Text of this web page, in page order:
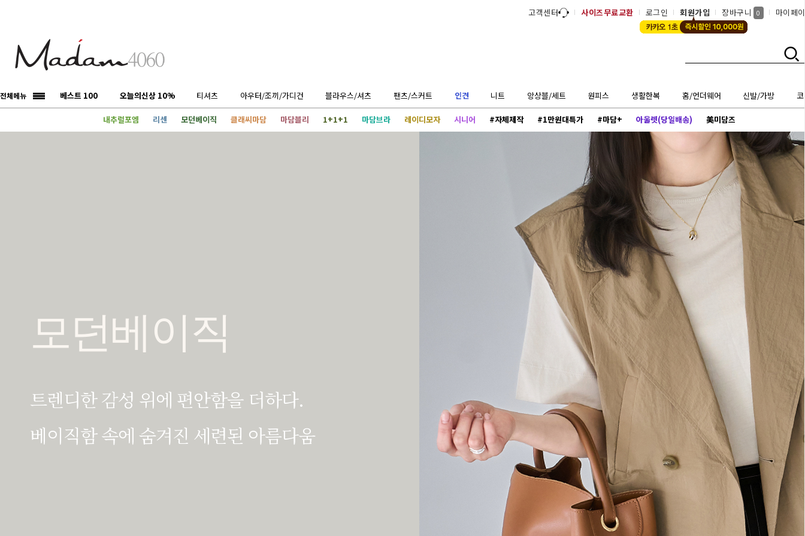
고객센터 사이즈무료교환 로그인 회원가입 장바구니 0 마이페
전체메뉴 베스트 100 오늘의신상 10% 티셔츠 아우터/조끼/가디건 블라우스/셔츠 팬츠/스커트 인견 니트 앙상블/세트 원피스 생활한복 홈/언더웨어 신발/가방
내추럴포엠 리센 모던베이직 클래씨마담 마담블리 1+1+1 마담브라 레이디모자 시니어 #자체제작 #1만원대특가 #마담+ 아울렛(당일배송) 美미담즈
모던베이직
트렌디한 감성 위에 편안함을 더하다.
베이직함 속에 숨겨진 세련된 아름다움